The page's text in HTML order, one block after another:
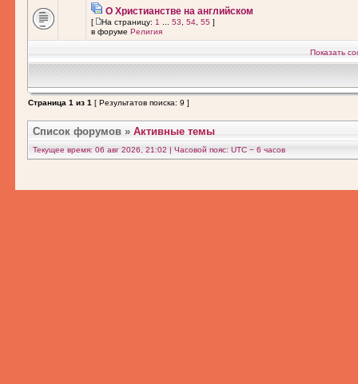
О Христианстве на английском
[ На страницу: 1 53 54 55 ]
в форуме Религия
Показать
Страница 1 из 1 [ Результатов поиска: 9 ]
Список форумов » Активные темы
Текущее время: 06 авг 2026, 21:02 | Часовой пояс: UTC − 6 часов